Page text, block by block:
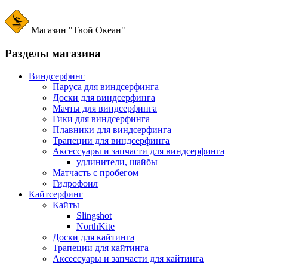
Магазин "Твой Океан"
Разделы магазина
Виндсерфинг
Паруса для виндсерфинга
Доски для виндсерфинга
Мачты для виндсерфинга
Гики для виндсерфинга
Плавники для виндсерфинга
Трапеции для виндсерфинга
Аксессуары и запчасти для виндсерфинга
удлинители, шайбы
Матчасть с пробегом
Гидрофоил
Кайтсерфинг
Кайты
Slingshot
NorthKite
Доски для кайтинга
Трапеции для кайтинга
Аксессуары и запчасти для кайтинга